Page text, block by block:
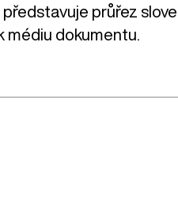
průřez
dokumentu.